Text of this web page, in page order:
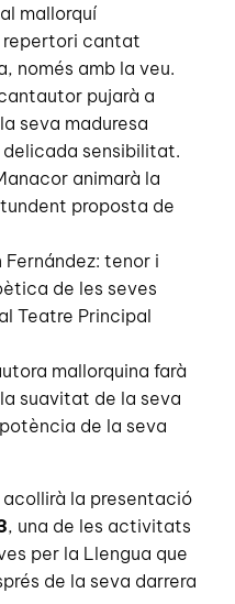
mallorquí
repertori cantat
només amb la veu.
pujarà a
seva maduresa
sensibilitat.
animarà la
proposta de
Fernández: tenor i
de les seves
Teatre Principal
mallorquina farà
suavitat de la seva
de la seva
la presentació
, una de les activitats
per la Llengua que
de la seva darrera